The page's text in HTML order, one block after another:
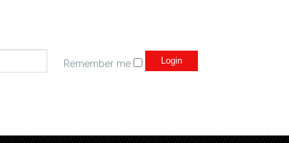
Remember me